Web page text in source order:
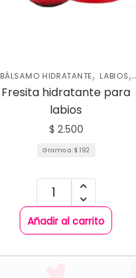
BÁLSAMO HIDRATANTE, LABIOS,
MAKEUP PARA NIÑAS
Fresita hidratante para
labios
$ 2.500
Gramo a:$ 192
Añadir al carrito